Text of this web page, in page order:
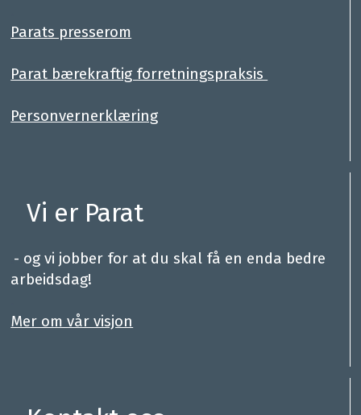
Parats presserom
Parat bærekraftig forretningspraksis
Personvernerklæring
Vi er Parat
- og vi jobber for at du skal få en enda bedre
arbeidsdag!
Mer om vår visjon